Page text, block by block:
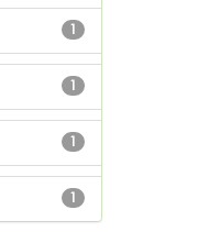
1
1
1
1